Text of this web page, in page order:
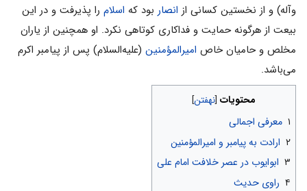
ناوبری
جستجو
وآله) و از نخستین کسانی از انصار بود که اسلام را پذیرفت و در این
بیعت از هرگونه حمایت و فداکاری کوتاهی نکرد. او همچنین از یاران
مخلص و حامیان خاص امیرالمؤمنین (علیه‌السلام) پس از پیامبر اکرم
می­‌باشد.
محتویات
۱ معرفی اجمالی
۲ ارادت به پیامبر و امیرالمؤمنین
۳ ابوایوب در عصر خلافت امام علی
۴ راوی حدیث